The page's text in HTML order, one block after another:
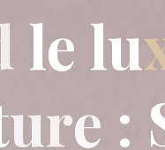
le lu
ure :